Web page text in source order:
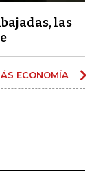
las
ECONOMÍA